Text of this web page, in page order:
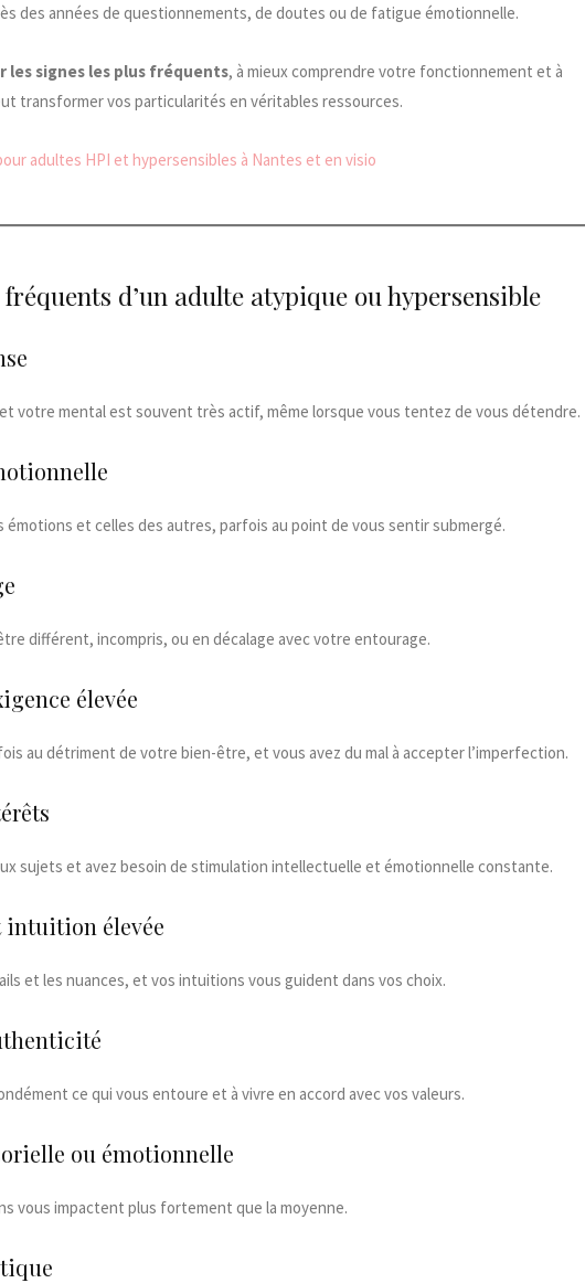
des années de questionnements, de doutes ou de fatigue émotionnelle.
signes les plus fréquents, à mieux comprendre votre fonctionnement et à
transformer vos particularités en véritables ressources.
adultes HPI et hypersensibles à Nantes et en visio
fréquents d’un adulte atypique ou hypersensible
votre mental est souvent très actif, même lorsque vous tentez de vous détendre.
et celles des autres, parfois au point de vous sentir submergé.
différent, incompris, ou en décalage avec votre entourage.
élevée
au détriment de votre bien-être, et vous avez du mal à accepter l’imperfection.
sujets et avez besoin de stimulation intellectuelle et émotionnelle constante.
intuition élevée
et les nuances, et vos intuitions vous guident dans vos choix.
ce qui vous entoure et à vivre en accord avec vos valeurs.
ou émotionnelle
vous impactent plus fortement que la moyenne.